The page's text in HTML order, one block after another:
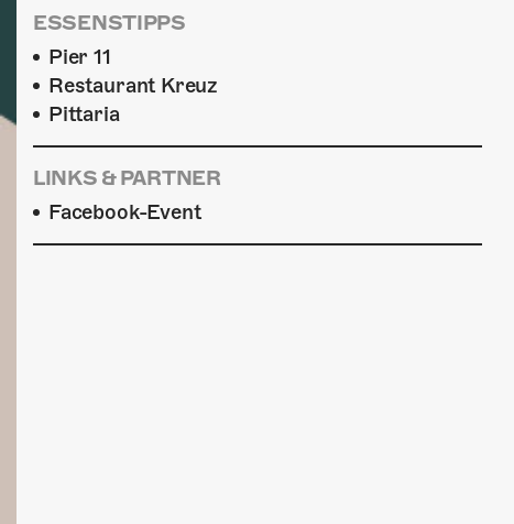
ESSENSTIPPS
Pier 11
Restaurant Kreuz
Pittaria
LINKS & PARTNER
Facebook-Event